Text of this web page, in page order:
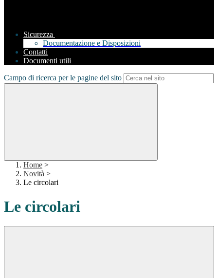
Sicurezza
Documentazione e Disposizioni
Contatti
Documenti utili
Campo di ricerca per le pagine del sito
Home >
Novità >
Le circolari
Le circolari